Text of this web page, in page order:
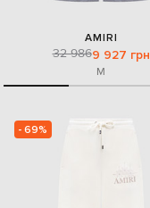
AMIRI
32 9869 927 грн
M
- 69%